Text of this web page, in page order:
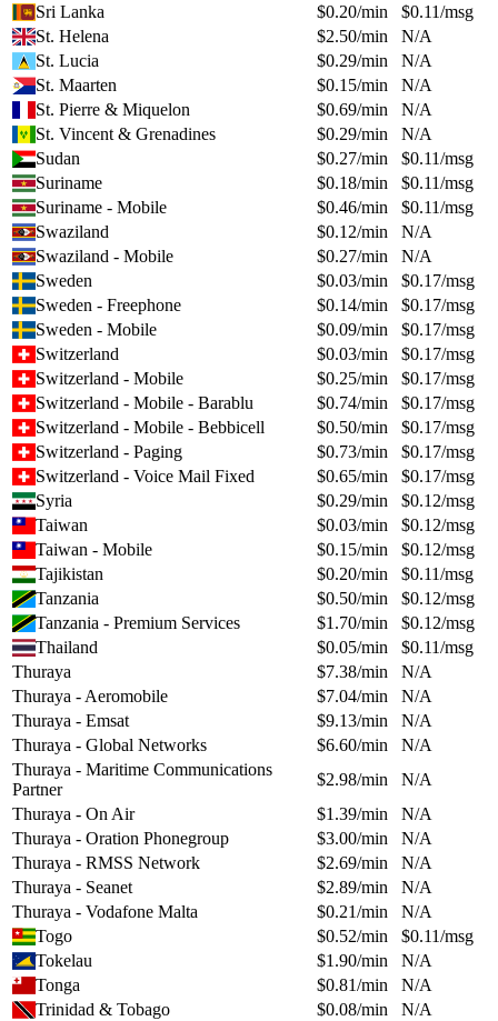
Sri Lanka
$0.20/min $0.11/msg
St. Helena
$2.50/min
N/A
St. Lucia
$0.29/min
N/A
St. Maarten
$0.15/min
N/A
St. Pierre & Miquelon
$0.69/min
N/A
St. Vincent & Grenadines
$0.29/min
N/A
Sudan
$0.27/min $0.11/msg
Suriname
$0.18/min $0.11/msg
Suriname - Mobile
$0.46/min $0.11/msg
Swaziland
$0.12/min
N/A
Swaziland - Mobile
$0.27/min
N/A
Sweden
$0.03/min $0.17/msg
Sweden - Freephone
$0.14/min $0.17/msg
Sweden - Mobile
$0.09/min $0.17/msg
Switzerland
$0.03/min $0.17/msg
Switzerland - Mobile
$0.25/min $0.17/msg
Switzerland - Mobile - Barablu
$0.74/min $0.17/msg
Switzerland - Mobile - Bebbicell
$0.50/min $0.17/msg
Switzerland - Paging
$0.73/min $0.17/msg
Switzerland - Voice Mail Fixed
$0.65/min $0.17/msg
Syria
$0.29/min $0.12/msg
Taiwan
$0.03/min $0.12/msg
Taiwan - Mobile
$0.15/min $0.12/msg
Tajikistan
$0.20/min $0.11/msg
Tanzania
$0.50/min $0.12/msg
Tanzania - Premium Services
$1.70/min $0.12/msg
Thailand
$0.05/min $0.11/msg
Thuraya
$7.38/min
N/A
Thuraya - Aeromobile
$7.04/min
N/A
Thuraya - Emsat
$9.13/min
N/A
Thuraya - Global Networks
$6.60/min
N/A
Thuraya - Maritime Communications
Partner
$2.98/min
N/A
Thuraya - On Air
$1.39/min
N/A
Thuraya - Oration Phonegroup
$3.00/min
N/A
Thuraya - RMSS Network
$2.69/min
N/A
Thuraya - Seanet
$2.89/min
N/A
Thuraya - Vodafone Malta
$0.21/min
N/A
Togo
$0.52/min $0.11/msg
Tokelau
$1.90/min
N/A
Tonga
$0.81/min
N/A
Trinidad & Tobago
$0.08/min
N/A